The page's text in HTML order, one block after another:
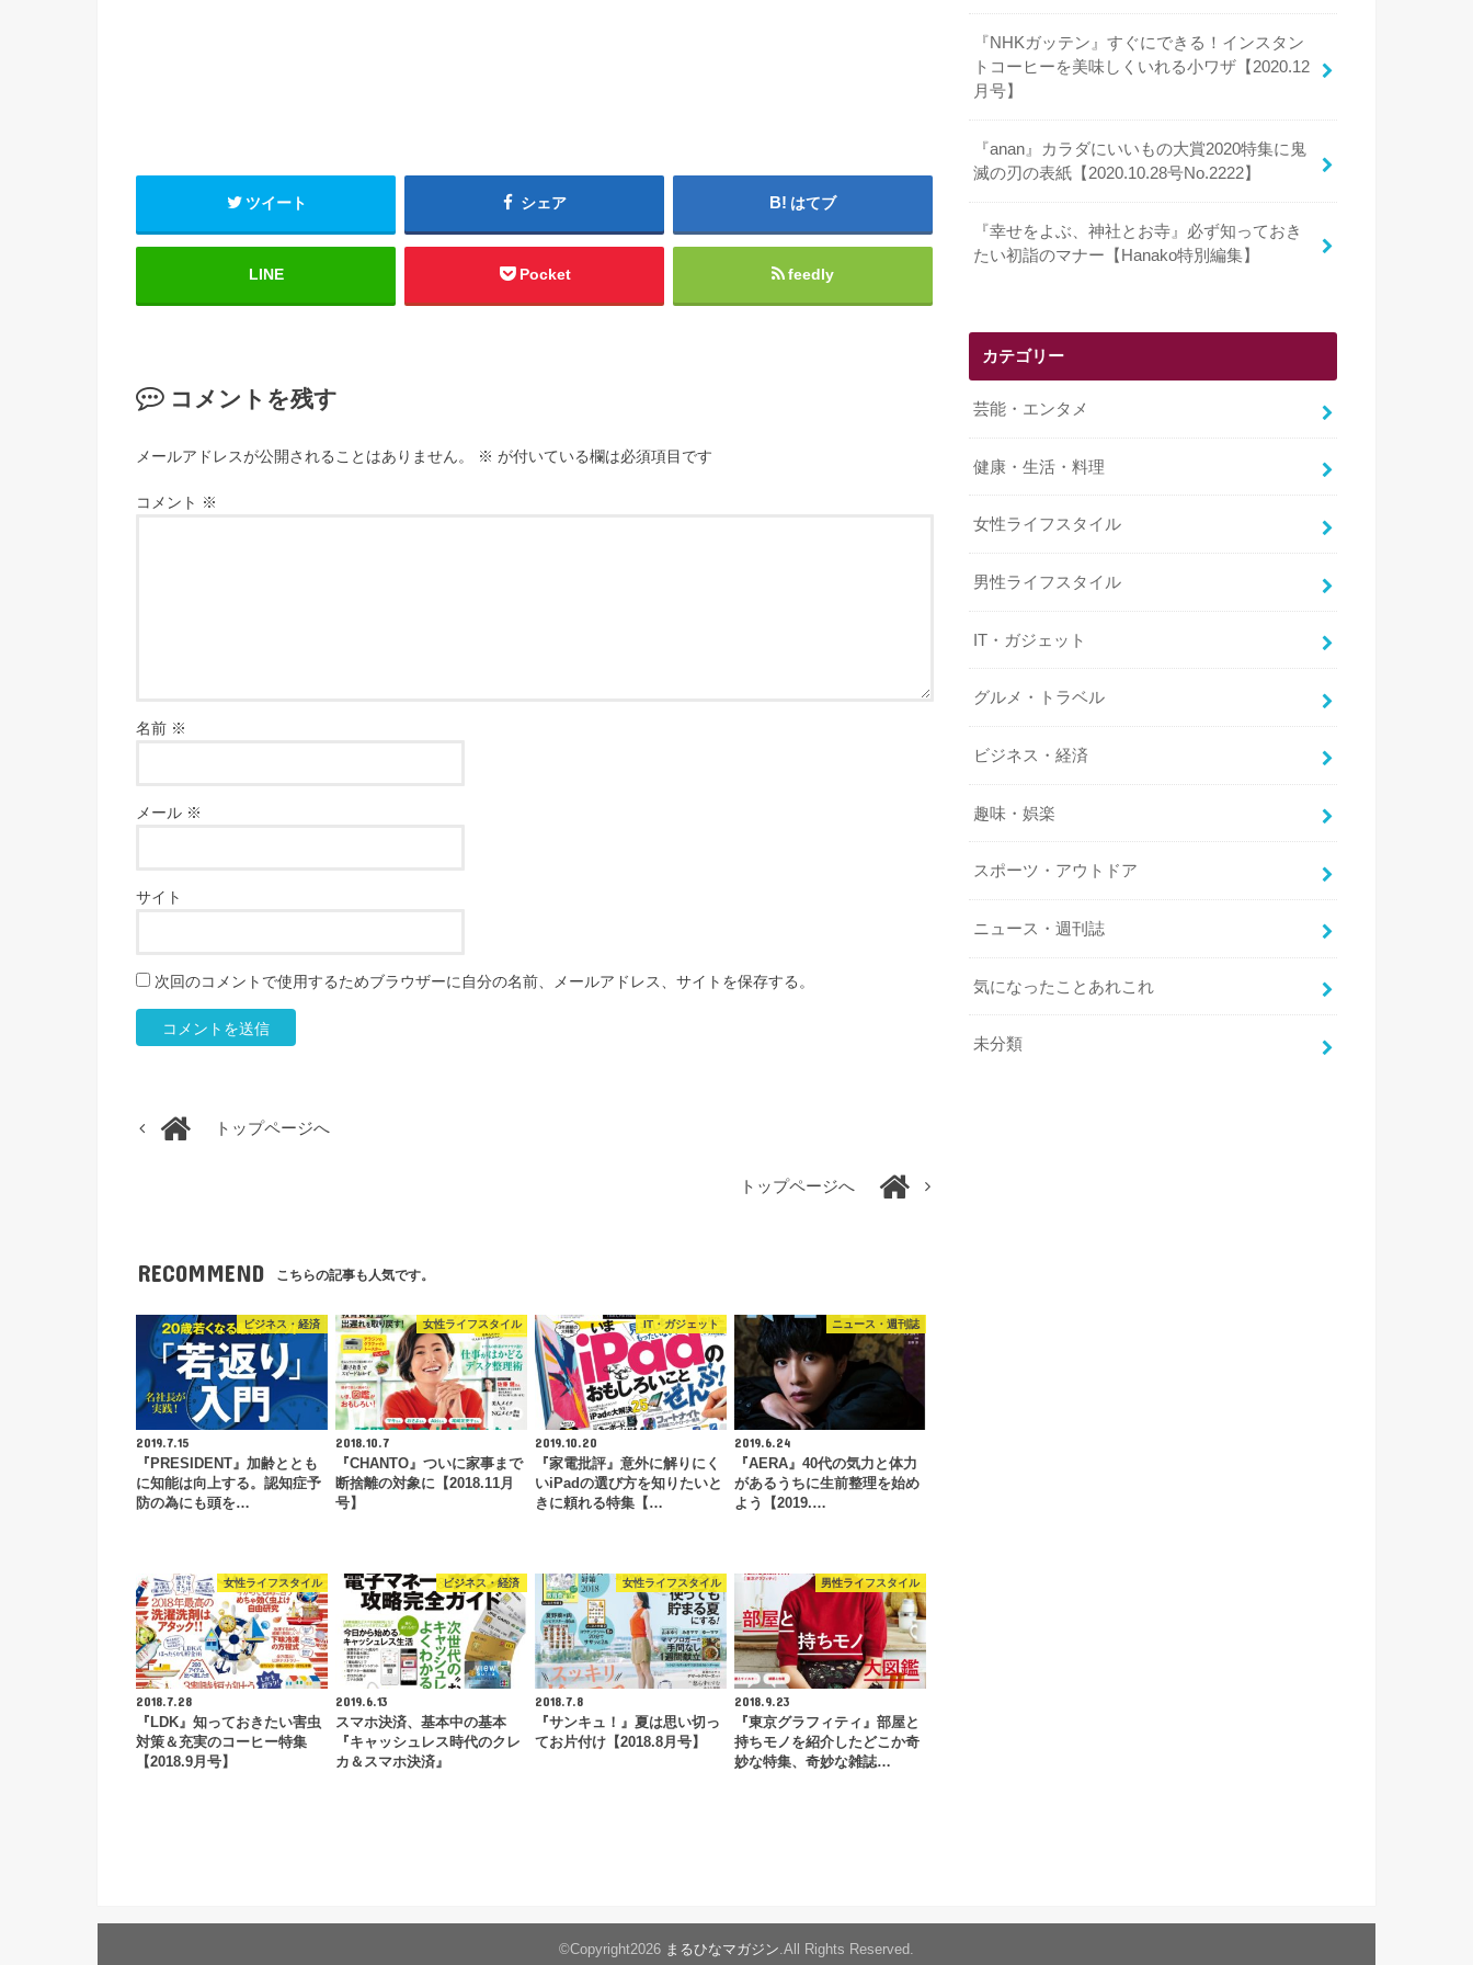
ツイート シェア はてブ
LINE Pocket feedly
コメントを残す
メールアドレスが公開されることはありません。 ※ が付いている欄は必須項目です
コメント ※
名前 ※
メール ※
サイト
次回のコメントで使用するためブラウザーに自分の名前、メールアドレス、サイトを保存する。
トップページへ
トップページへ
RECOMMEND こちらの記事も人気です。
ビジネス・経済
2019.7.15
『PRESIDENT』加齢ととも
に知能は向上する。認知症予
防の為にも頭を…
女性ライフスタイル
2018.10.7
『CHANTO』ついに家事まで
断捨離の対象に【2018.11月
号】
IT・ガジェット
2019.10.20
『家電批評』意外に解りにく
いiPadの選び方を知りたいと
きに頼れる特集【…
ニュース・週刊誌
2019.6.24
『AERA』40代の気力と体力
があるうちに生前整理を始め
よう【2019.…
女性ライフスタイル
2018.7.28
『LDK』知っておきたい害虫
対策＆充実のコーヒー特集
【2018.9月号】
ビジネス・経済
2019.6.13
スマホ決済、基本中の基本
『キャッシュレス時代のクレ
カ＆スマホ決済』
女性ライフスタイル
2018.7.8
『サンキュ！』夏は思い切っ
てお片付け【2018.8月号】
男性ライフスタイル
2018.9.23
『東京グラフィティ』部屋と
持ちモノを紹介したどこか奇
妙な特集、奇妙な雑誌…
『NHKガッテン』すぐにできる！インスタン
トコーヒーを美味しくいれる小ワザ【2020.12
月号】
『anan』カラダにいいもの大賞2020特集に鬼
滅の刃の表紙【2020.10.28号No.2222】
『幸せをよぶ、神社とお寺』必ず知っておき
たい初詣のマナー【Hanako特別編集】
カテゴリー
芸能・エンタメ
健康・生活・料理
女性ライフスタイル
男性ライフスタイル
IT・ガジェット
グルメ・トラベル
ビジネス・経済
趣味・娯楽
スポーツ・アウトドア
ニュース・週刊誌
気になったことあれこれ
未分類
©Copyright2026 まるひなマガジン .All Rights Reserved.